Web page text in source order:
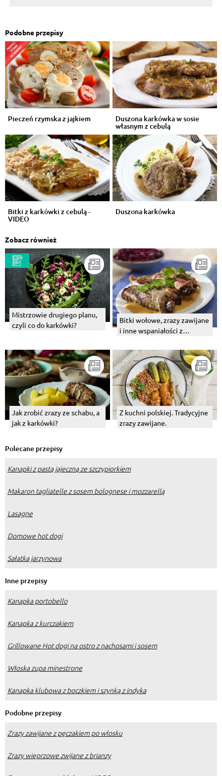
Podobne przepisy
Pieczeń rzymska z jajkiem Duszona karkówka w sosie
własnym z cebulą
Bitki z karkówki z cebulą -
VIDEO
Duszona karkówka
Zobacz również
Mistrzowie drugiego planu,
czyli co do karkówki?
Bitki wołowe, zrazy zawijane
i inne wspaniałości z
Jak zrobić zrazy ze schabu, a
jak z karkówki?
Z kuchni polskiej. Tradycyjne
zrazy zawijane.
Polecane przepisy
Kanapki z pastą jajeczną ze szczypiorkiem
Makaron tagliatelle z sosem bolognese i mozzarellą
Lasagne
Domowe hot dogi
Sałatka jarzynowa
Inne przepisy
Kanapka portobello
Kanapka z kurczakiem
Grillowane Hot dogi na ostro z nachosami i sosem
Włoska zupa minestrone
Kanapka klubowa z boczkiem i szynką z indyka
Podobne przepisy
Zrazy zawijane z pęczakiem po włosku
Zrazy wieprzowe zwijane z brianzy